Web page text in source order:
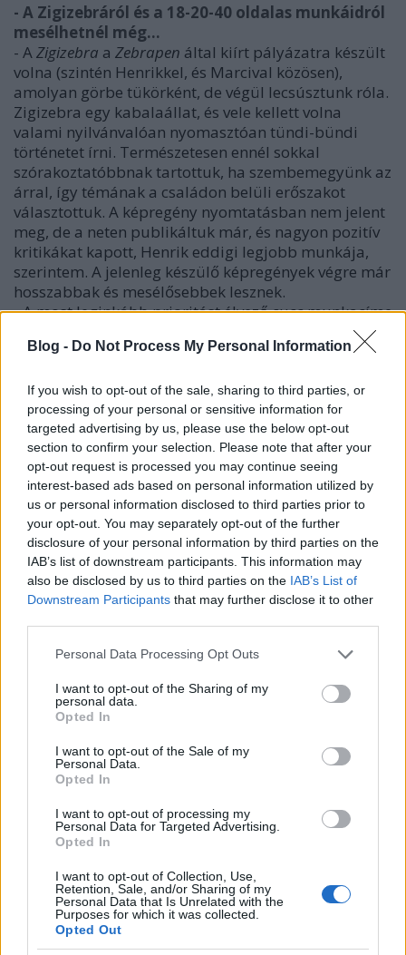
Blog - Do Not Process My Personal Information
If you wish to opt-out of the sale, sharing to third parties, or
processing of your personal or sensitive information for
targeted advertising by us, please use the below opt-out
section to confirm your selection. Please note that after your
opt-out request is processed you may continue seeing
interest-based ads based on personal information utilized by
us or personal information disclosed to third parties prior to
your opt-out. You may separately opt-out of the further
disclosure of your personal information by third parties on the
IAB’s list of downstream participants. This information may
also be disclosed by us to third parties on the IAB’s List of
Downstream Participants that may further disclose it to other
Please note that this website/app uses one or more Google
not limited to your visit or usage behaviour. You may click to
grant or deny consent to Google and its third-party tags to
use your data for below specified purposes in below Google
consent section.
Personal Data Processing Opt Outs
I want to opt-out of the Sharing of my
personal data.
Opted In
I want to opt-out of the Sale of my
Personal Data.
Opted In
I want to opt-out of processing my
Personal Data for Targeted Advertising.
Opted In
I want to opt-out of Collection, Use,
Retention, Sale, and/or Sharing of my
Personal Data that Is Unrelated with the
Purposes for which it was collected.
Opted Out
- A Zigizebráról és a 18-20-40 oldalas munkáidról
mesélhetnél még...
- AZigizebra a Zebrapen által kiírt pályázatra készült
volna (szintén Henrikkel, és Marcival közösen),
amolyan görbe tükörként, de végül lecsúsztunk róla.
Zigizebra egy kabalaállat, és vele kellett volna
valami nyilvánvalóan nyomasztóan tündi-bündi
történetet írni. Természetesen ennél sokkal
szórakoztatóbbnak tartottuk, ha szembemegyünk az
árral, így témának a családon belüli erőszakot
választottuk. A képregény nyomtatásban nem jelent
meg, de a neten publikáltuk már, és nagyon pozitív
kritikákat kapott, Henrik eddigi legjobb munkája,
szerintem. A jelenleg készülő képregények végre már
hosszabbak és mesélősebbek lesznek.
- A most leginkább prioritást élvező cucc munkacíme
, és a rajzolója szintén Henrik. Ez a forgató
került be a legjobb hat közé a Galaktika steampunk
jövőbeli Magyaroszágra kalauzol el minket, ahol az
államforma artokrácia: a kultúra uralma a nép
fölött. Ha nem megy csípőből a Csontváry repró,
nem tudsz legalább két hangszeren játszani, vagy
nem érsz haza a kötelező délutáni versfelolvasásra,
akkor bizony könnyen lehet, hogy egy Erkel-
kommandós szitává lyuggat a saját ágyadban.
- A steampunk pályázatról ugyan kiesett, de ettől
függetlenül elkészül három másik képregény is. A
Gőzplüssrajzolója Vincze Nóri lesz, és ez egy
kifejezetten a gyerekeket megcélzó képregény lesz,
ami remélhetőelg a felnőtt olvasókhoz is utat talál.
Imádom Nóri rajzfilmes stílusát, és bízom benne,
hogy sikerül egy lendületes, humoros és nem
amolyan cartoon network stílusban, repülő
mókussal, szétcsavarozható hörcsöggel,
telekinetikus aranyhallal és egy kisfiúval, aki egy
böszme nagy robottal zúzza le a rosszarcúakat. A
nyitótörténetet 40 oldalasra tervezzük.
- Készül még egy kamaradráma, nagyjából 20 oldal
terjedelemben, aminek a főszereplői gőzmeghajtású
robotok lesznek, akiket már leselejteztek, és régi
gyártelepből kialakított robotgettóban várják, hogy
elfogyjon az éltető szenük és megszűnjenek
működni. Feltűnik azonban egy Alkimista nevezetű
egyén, aki váratlan lehetőséget ad nekik a túlélésre,
csak annyit kell tenniük, hogy leigázzák az
embereket. A rajzoló Kiss János lesz. Nekem leesett